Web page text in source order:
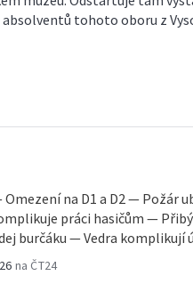
tohoto oboru z
na D1 a D2 — Požár
práci hasičům —
burčáku — Vedra komplikují
na ČT24